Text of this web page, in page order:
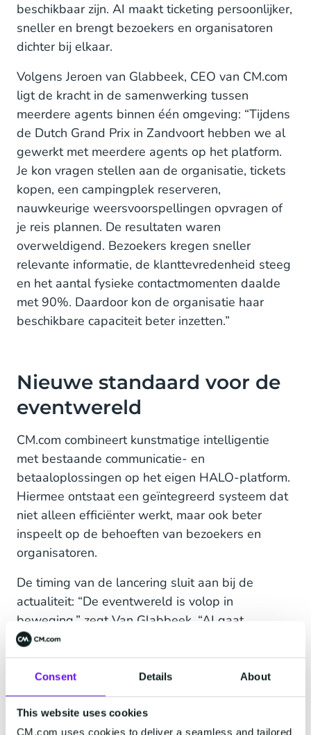
Consent Details About
This website uses cookies
CM.com uses cookies to deliver a seamless and tailored
beschikbaar zijn. AI maakt ticketing persoonlijker,
sneller en brengt bezoekers en organisatoren
dichter bij elkaar.
Volgens Jeroen van Glabbeek, CEO van CM.com
ligt de kracht in de samenwerking tussen
meerdere agents binnen één omgeving: “Tijdens
de Dutch Grand Prix in Zandvoort hebben we al
gewerkt met meerdere agents op het platform.
Je kon vragen stellen aan de organisatie, tickets
kopen, een campingplek reserveren,
nauwkeurige weersvoorspellingen opvragen of
je reis plannen. De resultaten waren
overweldigend. Bezoekers kregen sneller
relevante informatie, de klanttevredenheid steeg
en het aantal fysieke contactmomenten daalde
met 90%. Daardoor kon de organisatie haar
beschikbare capaciteit beter inzetten.”
Nieuwe standaard voor de
eventwereld
CM.com combineert kunstmatige intelligentie
met bestaande communicatie- en
betaaloplossingen op het eigen HALO-platform.
Hiermee ontstaat een geïntegreerd systeem dat
niet alleen efficiënter werkt, maar ook beter
inspeelt op de behoeften van bezoekers en
organisatoren.
De timing van de lancering sluit aan bij de
actualiteit: “De eventwereld is volop in
beweging,” zegt Van Glabbeek. “AI gaat
razendsnel en veel tools zijn versnipperd. Met
onze 700 medewerkers hebben wij de kennis en
slagkracht om technologie te ontwikkelen die
aansluit bij de hoge standaarden in Nederland.
Daarmee helpen we organisatoren om